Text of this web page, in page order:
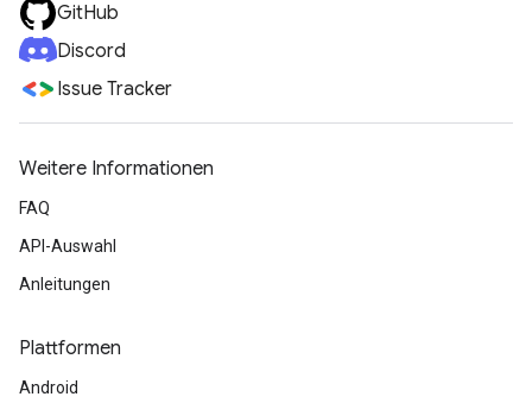
GitHub
Discord
Issue Tracker
Weitere Informationen
FAQ
API-Auswahl
Anleitungen
Plattformen
Android